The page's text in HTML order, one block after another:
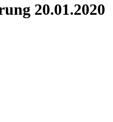
20.01.2020